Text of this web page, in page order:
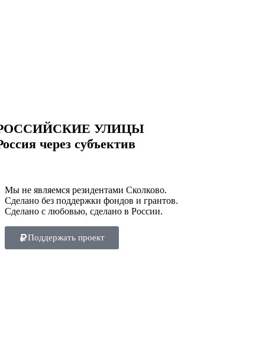
УЛИЦЫ
через субъектив
Мы не являемся резидентами Сколково.
Сделано без поддержки фондов и грантов.
Сделано с любовью, сделано в России.
Поддержать проект